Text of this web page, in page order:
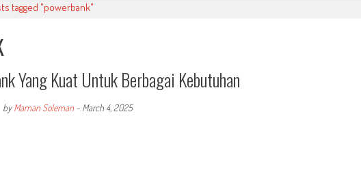
tagged "powerbank"
Yang Kuat Untuk Berbagai Kebutuhan
byMaman Soleman - March 4, 2025